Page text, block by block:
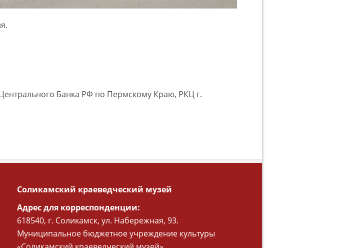
Банка РФ по Пермскому Краю, РКЦ г.
Соликамский краеведческий музей
Адрес для корреспонденции:
618540, г. Соликамск, ул. Набережная, 93.
Муниципальное бюджетное учреждение культуры